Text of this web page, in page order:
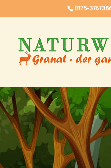
0175-